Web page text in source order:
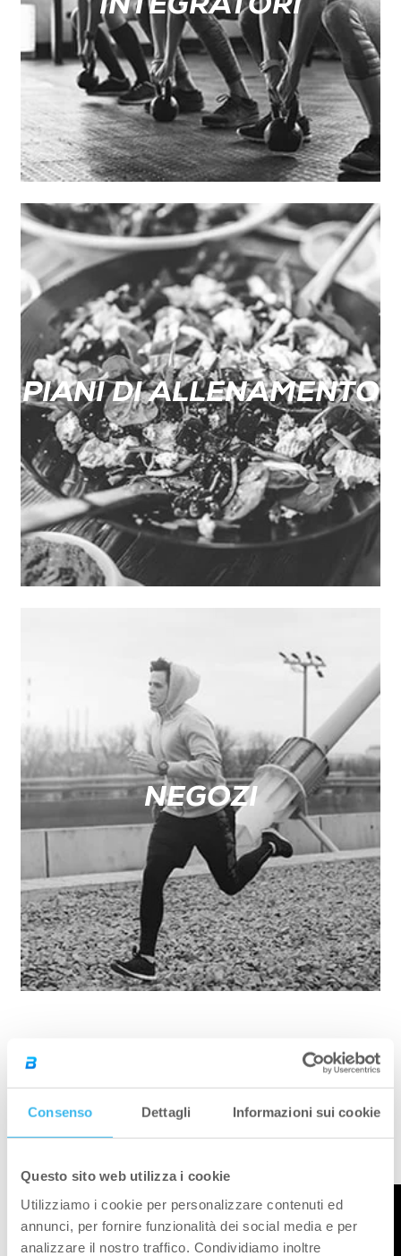
Consenso Dettagli Informazioni sui cookie
Questo sito web utilizza i cookie
Utilizziamo i cookie per personalizzare contenuti ed
annunci, per fornire funzionalità dei social media e per
analizzare il nostro traffico. Condividiamo inoltre
INTEGRATORI
PIANI DI ALLENAMENTO
NEGOZI
VIDEO